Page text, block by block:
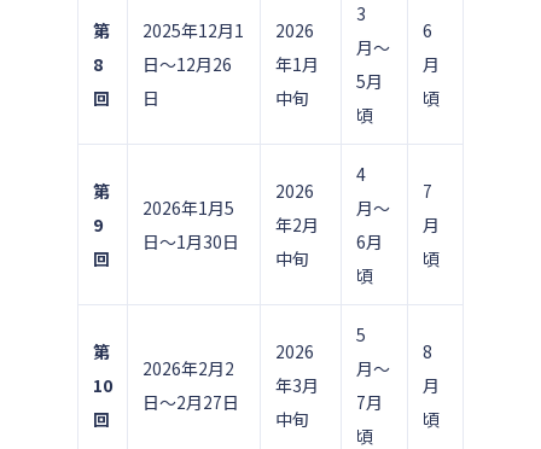
第
8
回
2025年12月1
日～12月26
日
2026
年1月
中旬
3
月〜
5月
頃
6
月
頃
第
9
回
2026年1月5
日～1月30日
2026
年2月
中旬
4
月〜
6月
頃
7
月
頃
第
10
回
2026年2月2
日～2月27日
2026
年3月
中旬
5
月〜
7月
頃
8
月
頃